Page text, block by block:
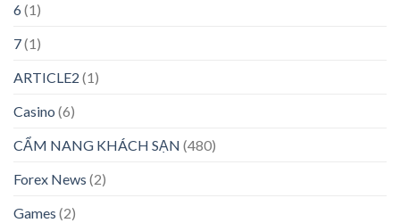
6(1)
7(1)
ARTICLE2 (1)
Casino (6)
CẨM NANG KHÁCH SẠN (480)
Forex News (2)
Games (2)